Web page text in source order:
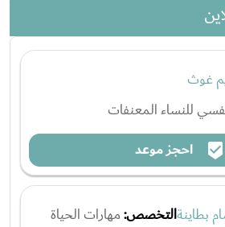
غوث
للنساء المعنفات
احجز موعد
بطاينةالتخصص:مهارات الحياة